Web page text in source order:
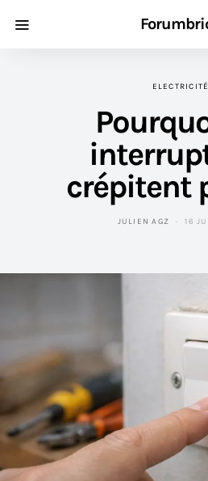
ELECTRICITÉ
crépitent
JULIEN AGZ 16